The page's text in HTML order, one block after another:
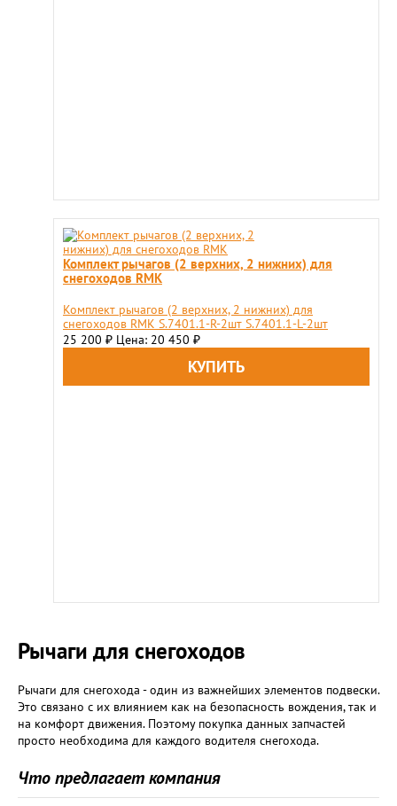
Комплект рычагов (2 верхних, 2 нижних) для
снегоходов RMK
Комплект рычагов (2 верхних, 2 нижних) для
снегоходов RMK S.7401.1-R-2шт S.7401.1-L-2шт
25 200 ₽ Цена: 20 450 ₽
Рычаги для снегоходов
Рычаги для снегохода - один из важнейших элементов подвески.
Это связано с их влиянием как на безопасность вождения, так и
на комфорт движения. Поэтому покупка данных запчастей
просто необходима для каждого водителя снегохода.
Что предлагает компания